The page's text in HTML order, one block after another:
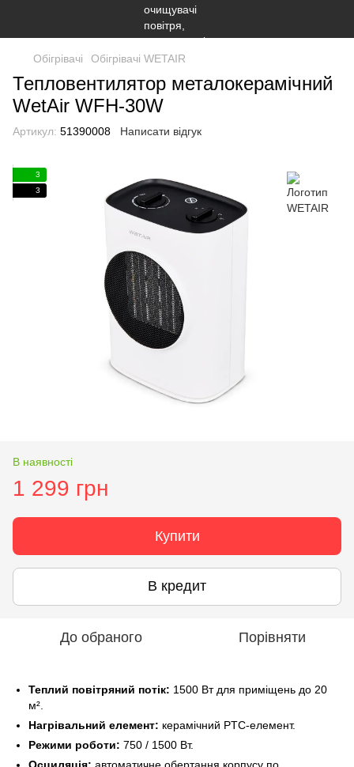
Обігрівачі Обігрівачі WETAIR
Тепловентилятор металокерамічний
WetAir WFH-30W
Артикул: 51390008 Написати відгук
3
3
В наявності
1 299 грн
Купити
В кредит
До обраного Порівняти
Теплий повітряний потік: 1500 Вт для приміщень до 20
м².
Нагрівальний елемент: керамічний PTC-елемент.
Режими роботи: 750 / 1500 Вт.
Осциляція: автоматичне обертання корпусу по